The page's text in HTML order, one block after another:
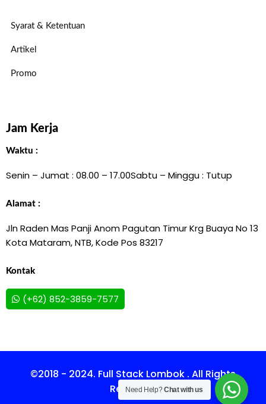
Syarat & Ketentuan
Artikel
Promo
Jam Kerja
Waktu :
Senin – Jumat : 08.00 – 17.00Sabtu – Minggu : Tutup
Alamat :
Jln Raden Mas Panji Anom Pagutan Timur Krg Buaya No 13
Kota Mataram, NTB, Kode Pos 83217
Kontak
(+62) 852-3859-7577
©2018 - 2024. Full Stack Lombok . All Rights
Reserved.
Need Help?Chat with us